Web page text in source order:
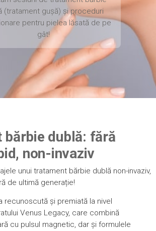
(tratament gușă) și proceduri
pentru pielea lăsată de pe
gât!
bărbie dublă: fără
non-invaziv
unui tratament bărbie dublă non-invaziv,
de ultimă generație!
recunoscută și premiată la nivel
Venus Legacy, care combină
cu pulsul magnetic, dar și formulele